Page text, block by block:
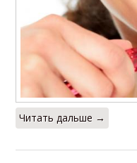
Читать дальше →